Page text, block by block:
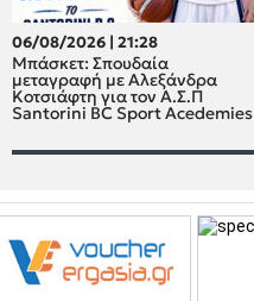
06/08/2026 | 21:28
Μπάσκετ: Σπουδαία
μεταγραφή με Αλεξάνδρα
Κοτσιάφτη για τον A.Σ.Π
Santorini BC Sport Acedemies